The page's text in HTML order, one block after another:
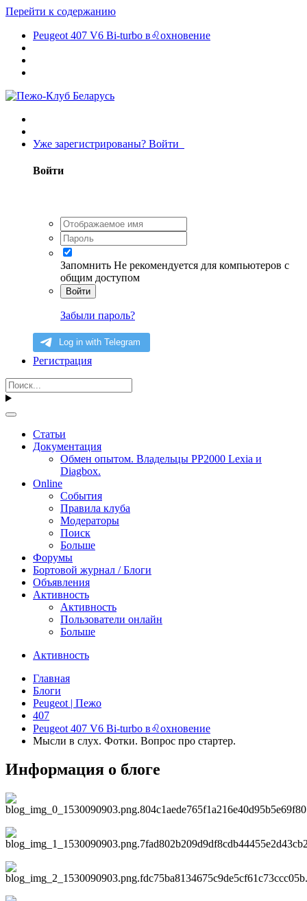
Перейти к содержанию
Peugeot 407 V6 Bi-turbo в♌охновение
Уже зарегистрированы? Войти
Войти
Запомнить Не рекомендуется для компьютеров с
общим доступом
Войти
Забыли пароль?
Регистрация
Статьи
Документация
Обмен опытом. Владельцы PP2000 Lexia и
Diagbox.
Online
События
Правила клуба
Модераторы
Поиск
Больше
Форумы
Бортовой журнал / Блоги
Объявления
Активность
Активность
Пользователи онлайн
Больше
Активность
Главная
Блоги
Peugeot | Пежо
407
Peugeot 407 V6 Bi-turbo в♌охновение
Мысли в слух. Фотки. Вопрос про стартер.
Информация о блоге